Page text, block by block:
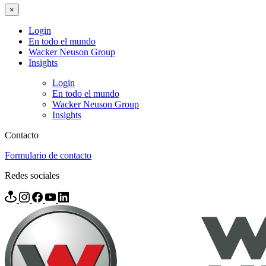
×
Login
En todo el mundo
Wacker Neuson Group
Insights
Login
En todo el mundo
Wacker Neuson Group
Insights
Contacto
Formulario de contacto
Redes sociales